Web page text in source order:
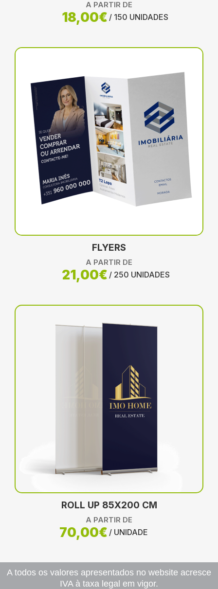
A PARTIR DE
18,00€ / 150 UNIDADES
FLYERS
A PARTIR DE
21,00€ / 250 UNIDADES
ROLL UP 85X200 CM
A PARTIR DE
70,00€ / UNIDADE
A todos os valores apresentados no website acresce
IVA à taxa legal em vigor.